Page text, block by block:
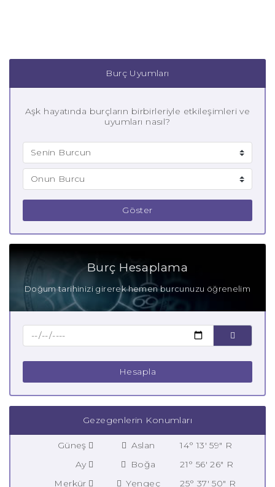
Burç Uyumları
Aşk hayatında burçların birbirleriyle etkileşimleri ve
uyumları nasıl?
Göster
Burç Hesaplama
Doğum tarihinizi girerek hemen burcunuzu öğrenelim
Hesapla
Gezegenlerin Konumları
Güneş Aslan
14° 13' 59" R
Ay
Boğa
21° 56' 26" R
Merkür
Yengeç
25° 37' 50" R